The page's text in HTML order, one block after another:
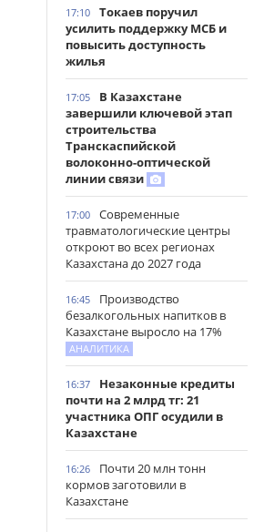
17:10
Токаев поручил
усилить поддержку МСБ и
повысить доступность
жилья
17:05
В Казахстане
завершили ключевой этап
строительства
Транскаспийской
волоконно-оптической
линии связи
17:00
Современные
травматологические центры
откроют во всех регионах
Казахстана до 2027 года
16:45
Производство
безалкогольных напитков в
Казахстане выросло на 17%
АНАЛИТИКА
16:37
Незаконные кредиты
почти на 2 млрд тг: 21
участника ОПГ осудили в
Казахстане
16:26
Почти 20 млн тонн
кормов заготовили в
Казахстане